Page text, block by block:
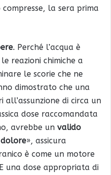
la sera prima
. Perché l’acqua è
reazioni chimiche a
le scorie che ne
dimostrato che una
all’assunzione di circa un
dose raccomandata
avrebbe un valido
», assicura
è come un motore
una dose appropriata di